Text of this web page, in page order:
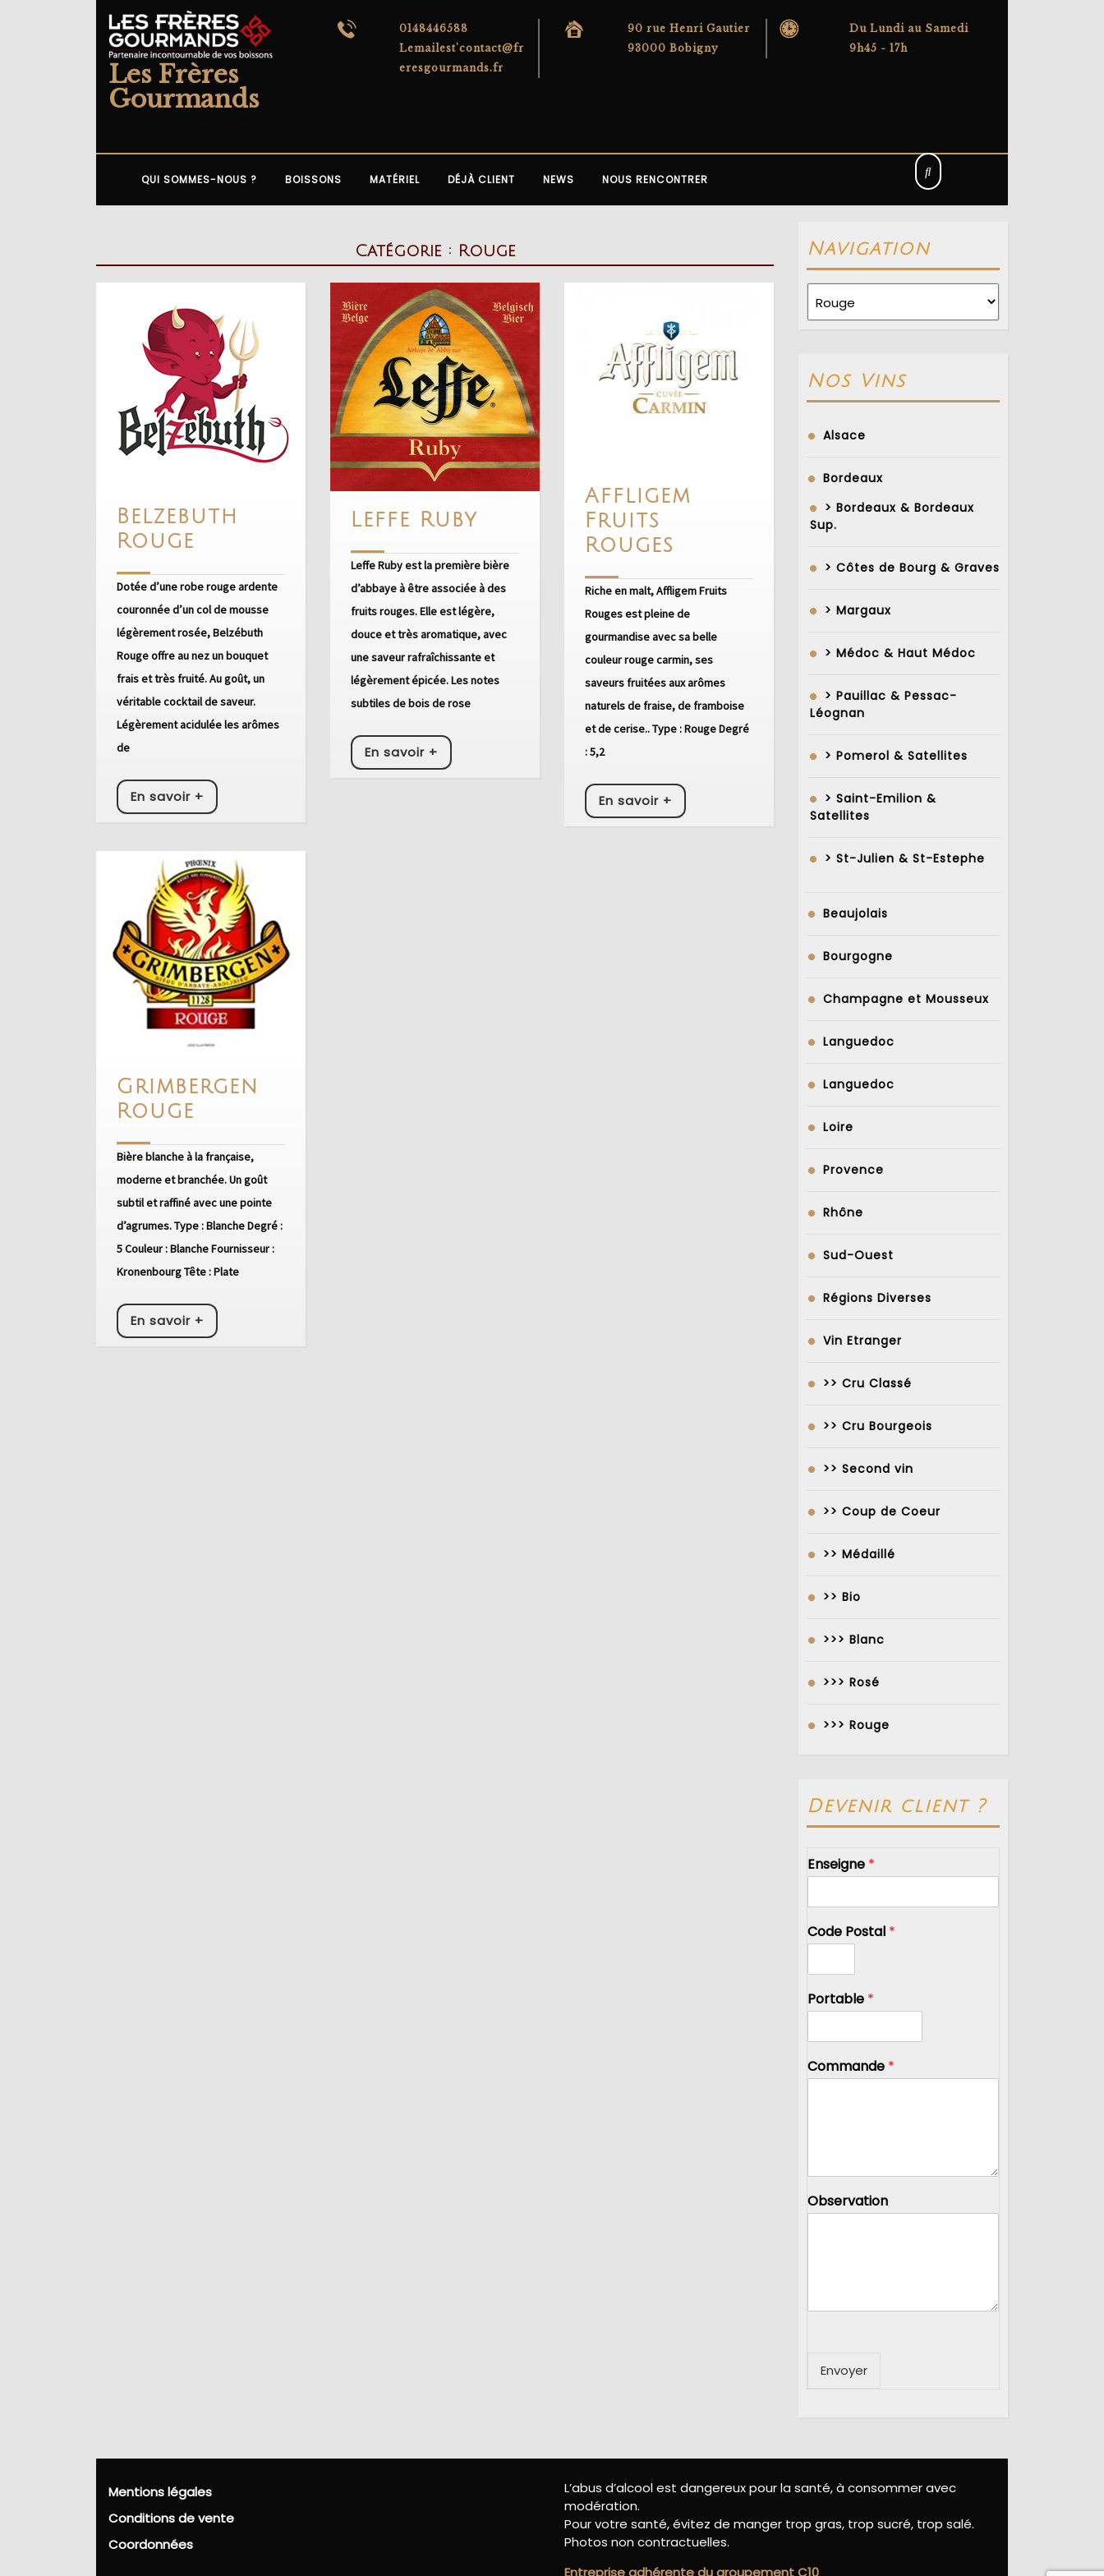
to
content
Les Frères
Gourmands
0148446588
Lemailest'contact@fr
eresgourmands.fr
90 rue Henri Gautier
93000 Bobigny
Du Lundi au Samedi
9h45 - 17h
QUI SOMMES-NOUS ? BOISSONS MATÉRIEL DÉJÀ CLIENT NEWS NOUS RENCONTRER
Catégorie : Rouge
Belzebuth
Rouge
Dotée d’une robe rouge ardente
couronnée d’un col de mousse
légèrement rosée, Belzébuth
Rouge offre au nez un bouquet
frais et très fruité. Au goût, un
véritable cocktail de saveur.
Légèrement acidulée les arômes
de
En savoir +
savoir
Leffe RubyLeffe
Leffe Ruby est la première bière
d’abbaye à être associée à des
fruits rouges. Elle est légère,
douce et très aromatique, avec
une saveur rafraîchissante et
légèrement épicée. Les notes
subtiles de bois de rose
En savoir +En
savoir
Affligem
Fruits
Rouges
Rouges
Riche en malt, Affligem Fruits
Rouges est pleine de
gourmandise avec sa belle
couleur rouge carmin, ses
saveurs fruitées aux arômes
naturels de fraise, de framboise
et de cerise.. Type : Rouge Degré
: 5,2
En savoir +En
savoir
Grimbergen
Rouge
Bière blanche à la française,
moderne et branchée. Un goût
subtil et raffiné avec une pointe
d’agrumes. Type : Blanche Degré :
5 Couleur : Blanche Fournisseur :
Kronenbourg Tête : Plate
En savoir +
savoir
Navigation
Nos Vins
Alsace
Bordeaux
> Bordeaux & Bordeaux
Sup.
> Côtes de Bourg & Graves
> Margaux
> Médoc & Haut Médoc
> Pauillac & Pessac-
Léognan
> Pomerol & Satellites
> Saint-Emilion &
Satellites
> St-Julien & St-Estephe
Beaujolais
Bourgogne
Champagne et Mousseux
Languedoc
Languedoc
Loire
Provence
Rhône
Sud-Ouest
Régions Diverses
Vin Etranger
>> Cru Classé
>> Cru Bourgeois
>> Second vin
>> Coup de Coeur
>> Médaillé
>> Bio
>>> Blanc
>>> Rosé
>>> Rouge
Devenir client ?
Enseigne *
Code Postal *
Portable *
Commande *
Observation
Envoyer
Mentions légales
Conditions de vente
Coordonnées
L’abus d’alcool est dangereux pour la santé, à consommer avec
modération.
Pour votre santé, évitez de manger trop gras, trop sucré, trop salé.
Photos non contractuelles.
Entreprise adhérente du groupement C10